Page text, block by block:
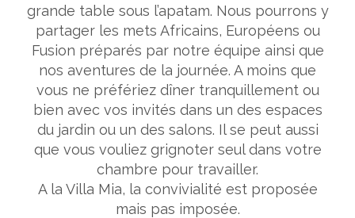
grande table sous l’apatam. Nous pourrons y
partager les mets Africains, Européens ou
Fusion préparés par notre équipe ainsi que
nos aventures de la journée. A moins que
vous ne préfériez dîner tranquillement ou
bien avec vos invités dans un des espaces
du jardin ou un des salons. Il se peut aussi
que vous vouliez grignoter seul dans votre
chambre pour travailler.
A la Villa Mia, la convivialité est proposée
mais pas imposée.